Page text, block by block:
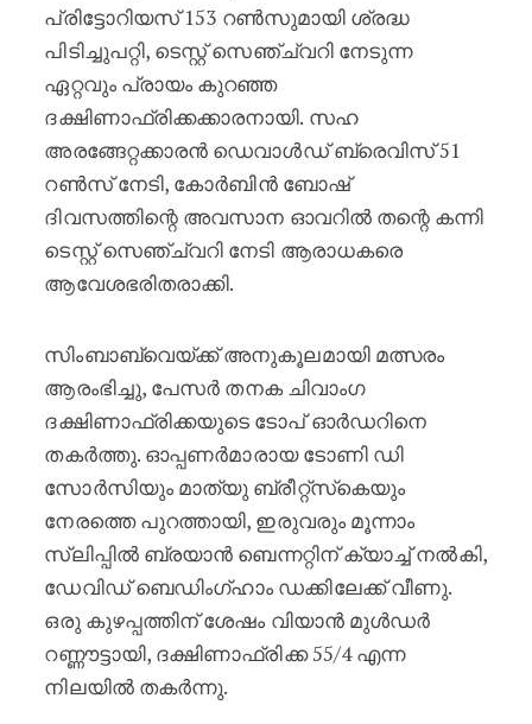
പ്രിട്ടോറിയസ് 153 റൺസുമായി ശ്രദ്ധ
പിടിച്ചുപറ്റി, ടെസ്റ്റ് സെഞ്ച്വറി നേടുന്ന
ഏറ്റവും പ്രായം കുറഞ്ഞ
ദക്ഷിണാഫ്രിക്കക്കാരനായി. സഹ
അരങ്ങേറ്റക്കാരൻ ഡെവാൾഡ് ബ്രെവിസ് 51
റൺസ് നേടി, കോർബിൻ ബോഷ്
ദിവസത്തിന്റെ അവസാന ഓവറിൽ തന്റെ കന്നി
ടെസ്റ്റ് സെഞ്ച്വറി നേടി ആരാധകരെ
ആവേശഭരിതരാക്കി.
സിംബാബ്‌വെയ്‌ക്ക് അനുകൂലമായി മത്സരം
ആരംഭിച്ചു, പേസർ തനക ചിവാംഗ
ദക്ഷിണാഫ്രിക്കയുടെ ടോപ് ഓർഡറിനെ
തകർത്തു. ഓപ്പണർമാരായ ടോണി ഡി
സോർസിയും മാത്യു ബ്രീറ്റ്‌സ്‌കെയും
നേരത്തെ പുറത്തായി, ഇരുവരും മൂന്നാം
സ്ലിപ്പിൽ ബ്രയാൻ ബെന്നറ്റിന് ക്യാച്ച് നൽകി,
ഡേവിഡ് ബെഡിംഗ്ഹാം ഡക്കിലേക്ക് വീണു.
ഒരു കുഴപ്പത്തിന് ശേഷം വിയാൻ മുൾഡർ
റണ്ണൗട്ടായി, ദക്ഷിണാഫ്രിക്ക 55/4 എന്ന
നിലയിൽ തകർന്നു.